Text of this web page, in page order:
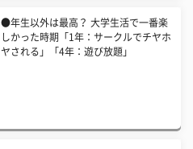
●年生以外は最高？ 大学生活で一番楽
しかった時期「1年：サークルでチヤホ
ヤされる」「4年：遊び放題」